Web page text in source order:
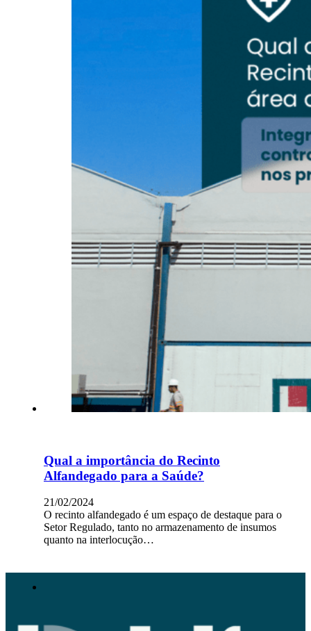
Qual a importância do Recinto
Alfandegado para a Saúde?
21/02/2024
O recinto alfandegado é um espaço de destaque para o
Setor Regulado, tanto no armazenamento de insumos
quanto na interlocução…